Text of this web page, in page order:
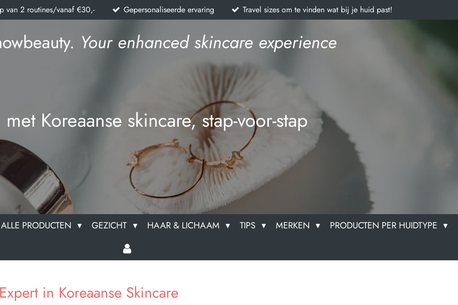
van 2 routines/vanaf €30,- Gepersonaliseerde ervaring Travel sizes om te vinden wat bij je huid past!
Your enhanced skincare experience
met Koreaanse skincare, stap-voor-stap
ALLE PRODUCTEN GEZICHT HAAR & LICHAAM TIPS MERKEN PRODUCTEN PER HUIDTYPE
in Koreaanse Skincare